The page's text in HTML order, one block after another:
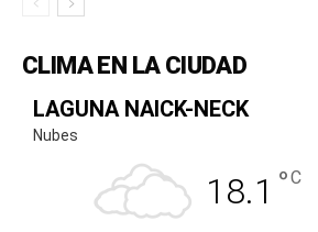
CLIMA EN LA CIUDAD
LAGUNA NAICK-NECK
Nubes
18.1 °C